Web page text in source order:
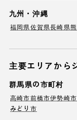
九州・沖縄
福岡県佐賀県長崎県
主要エリアから
群馬県の市町村
高崎市前橋市伊勢崎市
みどり市